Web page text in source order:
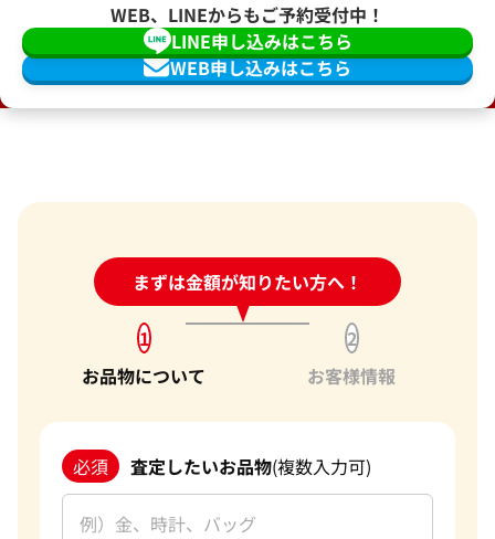
WEB、LINEからもご予約受付中！
WEB申し込みはこちら
LINE申し込みはこちら
まずは金額が知りたい方へ！
24時間受付中!問い合わせフォーム
1
お品物について
2
お客様情報
必須 査定したいお品物(複数入力可)